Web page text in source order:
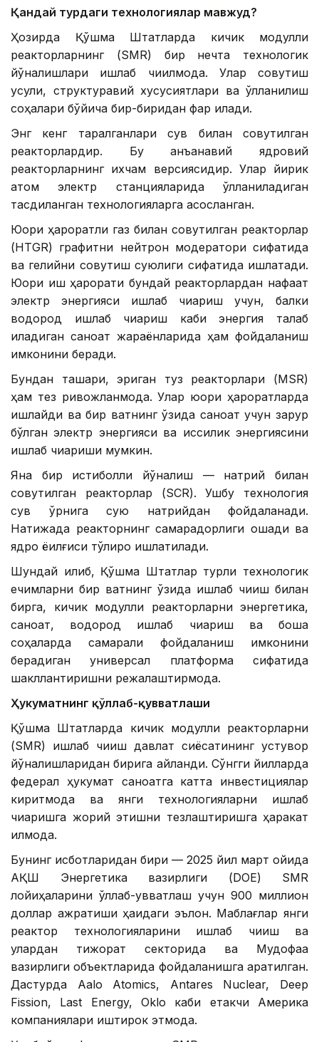
Қандай турдаги технологиялар мавжуд?
Ҳозирда Қўшма Штатларда кичик модулли
реакторларнинг (SMR) бир нечта технологик
йўналишлари ишлаб чиқилмоқда. Улар совутиш
усули, структуравий хусусиятлари ва қўлланилиш
соҳалари бўйича бир-биридан фарқ қилади.
Энг кенг тарқалганлари сув билан совутилган
реакторлардир. Бу анъанавий ядровий
реакторларнинг ихчам версиясидир. Улар йирик
атом электр станцияларида қўлланиладиган
тасдиқланган технологияларга асосланган.
Юқори ҳароратли газ билан совутилган реакторлар
(HTGR) графитни нейтрон модератори сифатида
ва гелийни совутиш суюқлиги сифатида ишлатади.
Юқори иш ҳарорати бундай реакторлардан нафақат
электр энергияси ишлаб чиқариш учун, балки
водород ишлаб чиқариш каби энергия талаб
қиладиган саноат жараёнларида ҳам фойдаланиш
имконини беради.
Бундан ташқари, эриган туз реакторлари (MSR)
ҳам тез ривожланмоқда. Улар юқори ҳароратларда
ишлайди ва бир вақтнинг ўзида саноат учун зарур
бўлган электр энергияси ва иссиқлик энергиясини
ишлаб чиқариши мумкин.
Яна бир истиқболли йўналиш — натрий билан
совутилган реакторлар (SCR). Ушбу технология
сув ўрнига суюқ натрийдан фойдаланади.
Натижада реакторнинг самарадорлиги ошади ва
ядро ёқилғиси тўлиқроқ ишлатилади.
Шундай қилиб, Қўшма Штатлар турли технологик
ечимларни бир вақтнинг ўзида ишлаб чиқиш билан
бирга, кичик модулли реакторларни энергетика,
саноат, водород ишлаб чиқариш ва бошқа
соҳаларда самарали фойдаланиш имконини
берадиган универсал платформа сифатида
шакллантиришни режалаштирмоқда.
Ҳукуматнинг қўллаб-қувватлаши
Қўшма Штатларда кичик модулли реакторларни
(SMR) ишлаб чиқиш давлат сиёсатининг устувор
йўналишларидан бирига айланди. Сўнгги йилларда
федерал ҳукумат саноатга катта инвестициялар
киритмоқда ва янги технологияларни ишлаб
чиқаришга жорий этишни тезлаштиришга ҳаракат
қилмоқда.
Бунинг исботларидан бири — 2025 йил март ойида
АҚШ Энергетика вазирлиги (DOE) SMR
лойиҳаларини қўллаб-қувватлаш учун 900 миллион
доллар ажратиши ҳақидаги эълон. Маблағлар янги
реактор технологияларини ишлаб чиқиш ва
улардан тижорат секторида ва Мудофаа
вазирлиги объектларида фойдаланишга қаратилган.
Дастурда Aalo Atomics, Antares Nuclear, Deep
Fission, Last Energy, Oklo каби етакчи Америка
компаниялари иштирок этмоқда.